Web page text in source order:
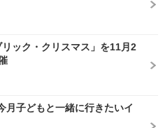
ック・クリスマス」を11月2
月子どもと一緒に行きたいイ